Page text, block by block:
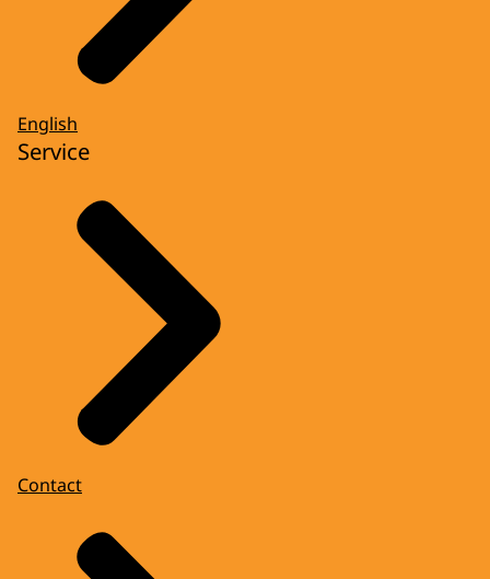
English
Service
Contact